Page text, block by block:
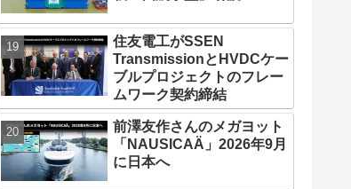
住友電工がSSEN
TransmissionとHVDCケー
ブルプロジェクトのフレー
ムワーク契約締結
前澤友作さんのメガヨット
「NAUSICAÄ」2026年9月
に日本へ